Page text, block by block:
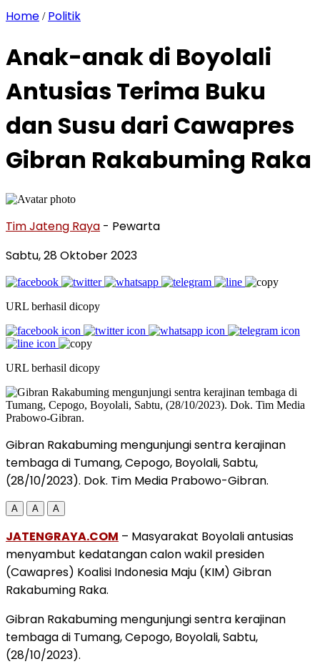
Home / Politik
Anak-anak di Boyolali
Antusias Terima Buku
dan Susu dari Cawapres
Gibran Rakabuming Raka
Tim Jateng Raya - Pewarta
Sabtu, 28 Oktober 2023
URL berhasil dicopy
URL berhasil dicopy
Gibran Rakabuming mengunjungi sentra kerajinan
tembaga di Tumang, Cepogo, Boyolali, Sabtu,
(28/10/2023). Dok. Tim Media Prabowo-Gibran.
A A A
JATENGRAYA.COM – Masyarakat Boyolali antusias
menyambut kedatangan calon wakil presiden
(Cawapres) Koalisi Indonesia Maju (KIM) Gibran
Rakabuming Raka.
Gibran Rakabuming mengunjungi sentra kerajinan
tembaga di Tumang, Cepogo, Boyolali, Sabtu,
(28/10/2023).